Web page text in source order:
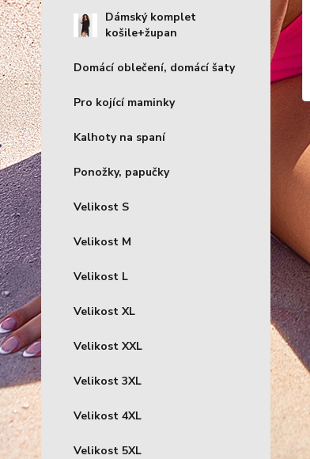
Dámský komplet
košile+župan
Domácí oblečení, domácí šaty
Pro kojící maminky
Kalhoty na spaní
Ponožky, papučky
Velikost S
Velikost M
Velikost L
Velikost XL
Velikost XXL
Velikost 3XL
Velikost 4XL
Velikost 5XL